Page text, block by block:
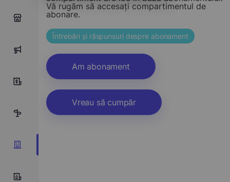
0
Vă rugăm să accesați compartimentul de
abonare.
Întrebări și răspunsuri despre abonament
Am abonament
Vreau să cumpăr